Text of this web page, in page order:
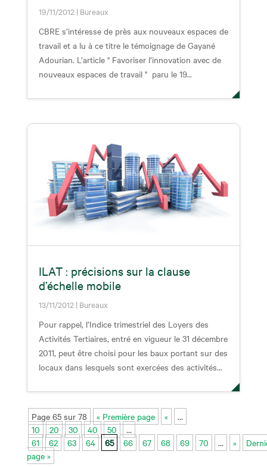
19/11/2012 | Bureaux
CBRE s’intéresse de près aux nouveaux espaces de
travail et a lu à ce titre le témoignage de Gayané
Adourian. L’article " Favoriser l’innovation avec de
nouveaux espaces de travail " paru le 19...
ILAT : précisions sur la clause
d’échelle mobile
13/11/2012 | Bureaux
Pour rappel, l’Indice trimestriel des Loyers des
Activités Tertiaires, entré en vigueur le 31 décembre
2011, peut être choisi pour les baux portant sur des
locaux dans lesquels sont exercées des activités...
Page 65 sur 78 « Première page «
…
10
20 30 40 50
…
61
62 63 64 65 66 67 68 69 70 … »
page »